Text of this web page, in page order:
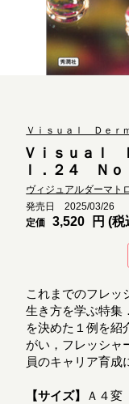
Ｖｉｓｕａｌ Ｄｅｒ
Ｖｉｓｕａｌ
ｌ．２４ Ｎｏ
ヴィジュアルダーマト
発売日 2025/03/26
定価
3,520 円 (
これまでのフレッ
生き方を学ぶ特集
を決めた１例を紹
がい，フレッシャ
員のキャリア育成
【サイズ】 Ａ４